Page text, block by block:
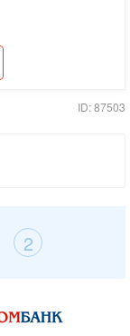
ID: 87503
2